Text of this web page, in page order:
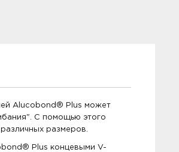
Alucobond® Plus может
С помощью этого
размеров.
Plus концевыми V-